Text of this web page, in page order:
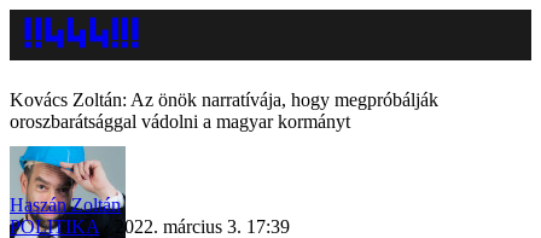
Kovács Zoltán: Az önök narratívája, hogy megpróbálják
oroszbarátsággal vádolni a magyar kormányt
Haszán Zoltán
POLITIKA
2022. március 3. 17:39